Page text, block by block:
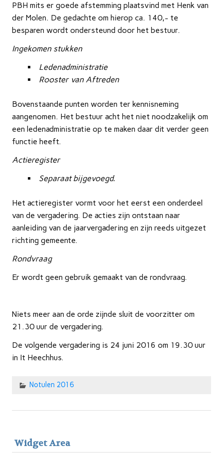
PBH mits er goede afstemming plaatsvind met Henk van
der Molen. De gedachte om hierop ca. 140,- te
besparen wordt ondersteund door het bestuur.
Ingekomen stukken
Ledenadministratie
Rooster van Aftreden
Bovenstaande punten worden ter kennisneming
aangenomen. Het bestuur acht het niet noodzakelijk om
een ledenadministratie op te maken daar dit verder geen
functie heeft.
Actieregister
Separaat bijgevoegd.
Het actieregister vormt voor het eerst een onderdeel
van de vergadering. De acties zijn ontstaan naar
aanleiding van de jaarvergadering en zijn reeds uitgezet
richting gemeente.
Rondvraag
Er wordt geen gebruik gemaakt van de rondvraag.
Niets meer aan de orde zijnde sluit de voorzitter om
21.30 uur de vergadering.
De volgende vergadering is 24 juni 2016 om 19.30 uur
in It Heechhus.
Notulen 2016
Widget Area